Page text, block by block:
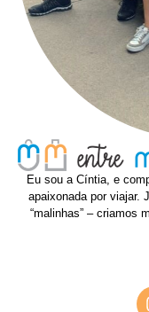
Eu sou a Cíntia, e
apaixonada por viajar.
“malinhas” – criamos